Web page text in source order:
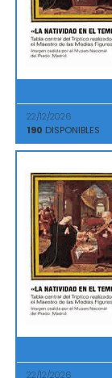
22/12/2026
190 DISPONIBLES
22/12/2026